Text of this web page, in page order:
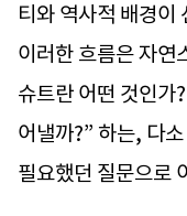
티와 역사적 배경이
이러한 흐름은 자연
슈트란 어떤 것인가
어낼까?” 하는, 다
필요했던 질문으로